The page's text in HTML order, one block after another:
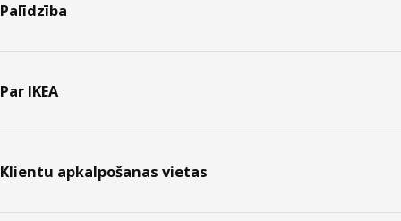
Palīdzība
Par IKEA
Klientu apkalpošanas vietas